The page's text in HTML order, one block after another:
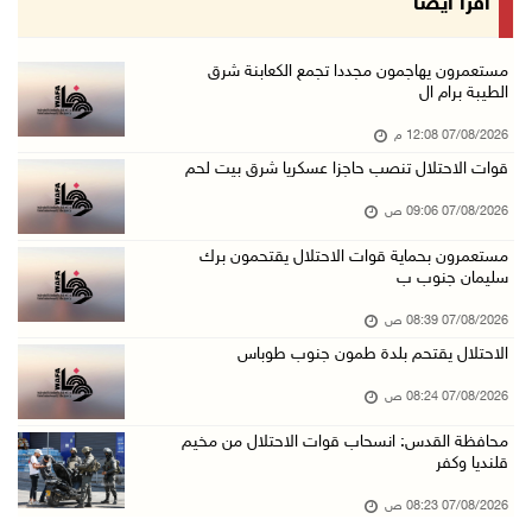
48 إصابة منذ بدء عدوان الاحتلال على مخيم قلند ...
06/آب/2026 10:45 م
الاحتلال يعتقل شابين من المغير
06/آب/2026 10:27 م
وزير الداخلية يبحث مع مكافحة المخدرات الدولي ...
06/آب/2026 10:01 م
06/آب/2026 09:59 م
06/آب/2026 09:17 م
إصابة مسن بجروح ورضوض إثر اعتداء جيش الاحتلال ...
ورشة توصي بخطة عاجلة لاستعادة التعليم الوجاهي ...
مستعمرون يهاجمون مجددا تجمع الكعابنة شرق
الطيبة برام ال
07/08/2026 12:08 م
قوات الاحتلال تنصب حاجزا عسكريا شرق بيت لحم
07/08/2026 09:06 ص
مستعمرون بحماية قوات الاحتلال يقتحمون برك
سليمان جنوب ب
07/08/2026 08:39 ص
الاحتلال يقتحم بلدة طمون جنوب طوباس
07/08/2026 08:24 ص
محافظة القدس: انسحاب قوات الاحتلال من مخيم
قلنديا وكفر
07/08/2026 08:23 ص